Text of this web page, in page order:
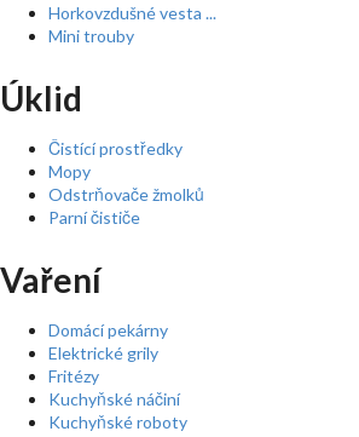
Horkovzdušné vesta ...
Mini trouby
Úklid
Čistící prostředky
Mopy
Odstrňovače žmolků
Parní čističe
Vaření
Domácí pekárny
Elektrické grily
Fritézy
Kuchyňské náčiní
Kuchyňské roboty